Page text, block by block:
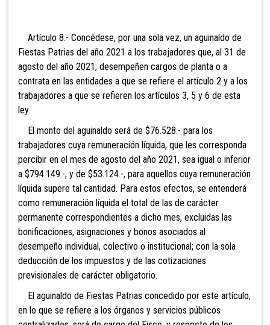
Artículo 8.- Concédese, por una sola vez, un aguinaldo de
Fiestas Patrias del año 2021 a los trabajadores que, al 31 de
agosto del año 2021, desempeñen cargos de planta o a
contrata en las entidades a que se refiere el artículo 2 y a los
trabajadores a que se refieren los artículos 3, 5 y 6 de esta
ley.
El monto del aguinaldo será de $76.528.- para los
trabajadores cuya remuneración líquida, que les corresponda
percibir en el mes de agosto del año 2021, sea igual o inferior
a $794.149.-, y de $53.124.-, para aquellos cuya remuneración
líquida supere tal cantidad. Para estos efectos, se entenderá
como remuneración líquida el total de las de carácter
permanente correspondientes a dicho mes, excluidas las
bonificaciones, asignaciones y bonos asociados al
desempeño individual, colectivo o institucional; con la sola
deducción de los impuestos y de las cotizaciones
previsionales de carácter obligatorio.
El aguinaldo de Fiestas Patrias concedido por este artículo,
en lo que se refiere a los órganos y servicios públicos